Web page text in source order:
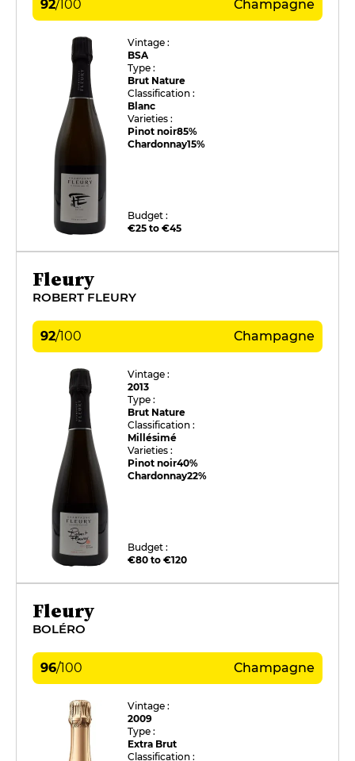
92/100 Champagne
Vintage :
BSA
Type :
Brut Nature
Classification :
Blanc
Varieties :
Pinot noir85%
Chardonnay15%
Budget :
€25 to €45
Fleury
ROBERT FLEURY
92/100 Champagne
Vintage :
2013
Type :
Brut Nature
Classification :
Millésimé
Varieties :
Pinot noir40%
Chardonnay22%
Budget :
€80 to €120
Fleury
BOLÉRO
96/100 Champagne
Vintage :
2009
Type :
Extra Brut
Classification :